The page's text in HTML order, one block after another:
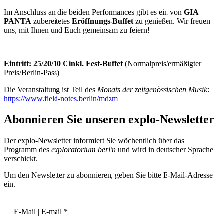
Im Anschluss an die beiden Performances gibt es ein von GIA
PANTA zubereitetes Eröffnungs-Buffet zu genießen. Wir freuen
uns, mit Ihnen und Euch gemeinsam zu feiern!
Eintritt: 25/20/10 € inkl. Fest-Buffet (Normalpreis/ermäßigter
Preis/Berlin-Pass)
Die Veranstaltung ist Teil des Monats der zeitgenössischen Musik:
https://www.field-notes.berlin/mdzm
Abonnieren Sie unseren explo-Newsletter
Der explo-Newsletter informiert Sie wöchentlich über das
Programm des exploratorium berlin und wird in deutscher Sprache
verschickt.
Um den Newsletter zu abonnieren, geben Sie bitte E-Mail-Adresse
ein.
E-Mail | E-mail *